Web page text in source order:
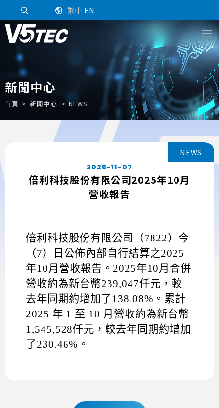
｜ 繁中 EN
新聞中心
首頁 新聞中心 NEWS
NEWS
2025-11-07
倍利科技股份有限公司2025年10月
營收報告
倍利科技股份有限公司（7822）今
（7）日公佈內部自行結算之2025
年10月營收報告。 2025年10月合併
營收約為新台幣239,047仟元，較
去年同期約增加了 138.08% 。累計
2025 年 1 至 10 月營收約為新台幣
1,545,528仟元，較去年同期約增加
了230.46% 。